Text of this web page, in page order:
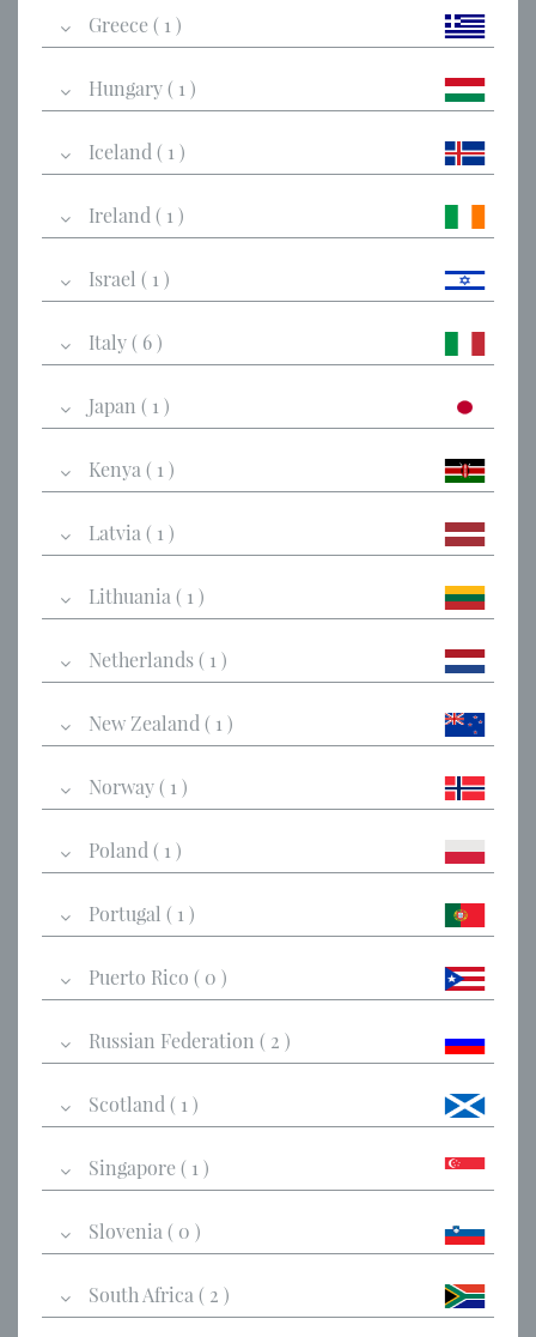
Greece ( 1 )
Hungary ( 1 )
Iceland ( 1 )
Ireland ( 1 )
Israel ( 1 )
Italy ( 6 )
Japan ( 1 )
Kenya ( 1 )
Latvia ( 1 )
Lithuania ( 1 )
Netherlands ( 1 )
New Zealand ( 1 )
Norway ( 1 )
Poland ( 1 )
Portugal ( 1 )
Puerto Rico ( 0 )
Russian Federation ( 2 )
Scotland ( 1 )
Singapore ( 1 )
Slovenia ( 0 )
South Africa ( 2 )